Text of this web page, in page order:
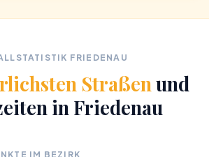
FRIEDENAU
Straßenund
in Friedenau
IM BEZIRK